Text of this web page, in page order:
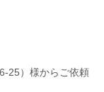
25）様からご依頼